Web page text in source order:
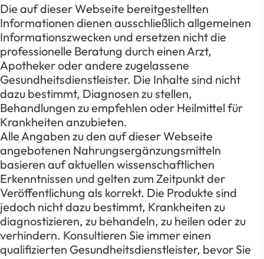
Die auf dieser Webseite bereitgestellten
Informationen dienen ausschließlich allgemeinen
Informationszwecken und ersetzen nicht die
professionelle Beratung durch einen Arzt,
Apotheker oder andere zugelassene
Gesundheitsdienstleister. Die Inhalte sind nicht
dazu bestimmt, Diagnosen zu stellen,
Behandlungen zu empfehlen oder Heilmittel für
Krankheiten anzubieten.
Alle Angaben zu den auf dieser Webseite
angebotenen Nahrungsergänzungsmitteln
basieren auf aktuellen wissenschaftlichen
Erkenntnissen und gelten zum Zeitpunkt der
Veröffentlichung als korrekt. Die Produkte sind
jedoch nicht dazu bestimmt, Krankheiten zu
diagnostizieren, zu behandeln, zu heilen oder zu
verhindern. Konsultieren Sie immer einen
qualifizierten Gesundheitsdienstleister, bevor Sie